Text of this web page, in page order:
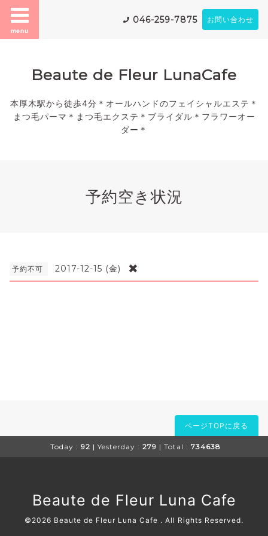
menu
046-259-7875 お問い合わせ
Beaute de Fleur LunaCafe
本厚木駅から徒歩4分＊オールハンドのフェイシャルエステ＊
まつ毛パーマ＊まつ毛エクステ＊ブライダル＊フラワーオー
ダー＊
予約空き状況
予約不可 2017-12-15 (金) ✖
ページTOPに戻る
Today : 92 | Yesterday : 279 | Total : 734638
Beaute de Fleur Luna Cafe
©2026 Beaute de Fleur Luna Cafe . All Rights Reserved.